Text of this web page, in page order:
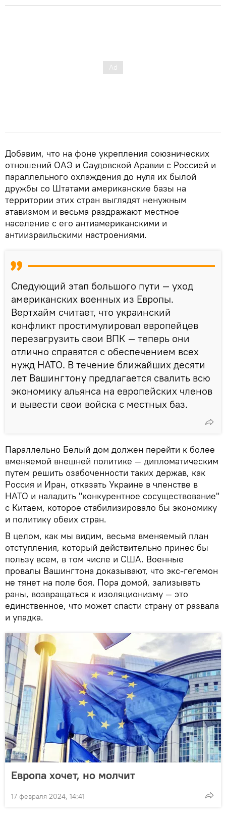
Добавим, что на фоне укрепления союзнических
отношений ОАЭ и Саудовской Аравии с Россией и
параллельного охлаждения до нуля их былой
дружбы со Штатами американские базы на
территории этих стран выглядят ненужным
атавизмом и весьма раздражают местное
население с его антиамериканскими и
антиизраильскими настроениями.
Следующий этап большого пути — уход
американских военных из Европы.
Вертхайм считает, что украинский
конфликт простимулировал европейцев
перезагрузить свои ВПК — теперь они
отлично справятся с обеспечением всех
нужд НАТО. В течение ближайших десяти
лет Вашингтону предлагается свалить всю
экономику альянса на европейских членов
и вывести свои войска с местных баз.
Параллельно Белый дом должен перейти к более
вменяемой внешней политике — дипломатическим
путем решить озабоченности таких держав, как
Россия и Иран, отказать Украине в членстве в
НАТО и наладить "конкурентное сосуществование"
с Китаем, которое стабилизировало бы экономику
и политику обеих стран.
В целом, как мы видим, весьма вменяемый план
отступления, который действительно принес бы
пользу всем, в том числе и США. Военные
провалы Вашингтона доказывают, что экс-гегемон
не тянет на поле боя. Пора домой, зализывать
раны, возвращаться к изоляционизму — это
единственное, что может спасти страну от развала
и упадка.
Европа хочет, но молчит
17 февраля 2024, 14:41